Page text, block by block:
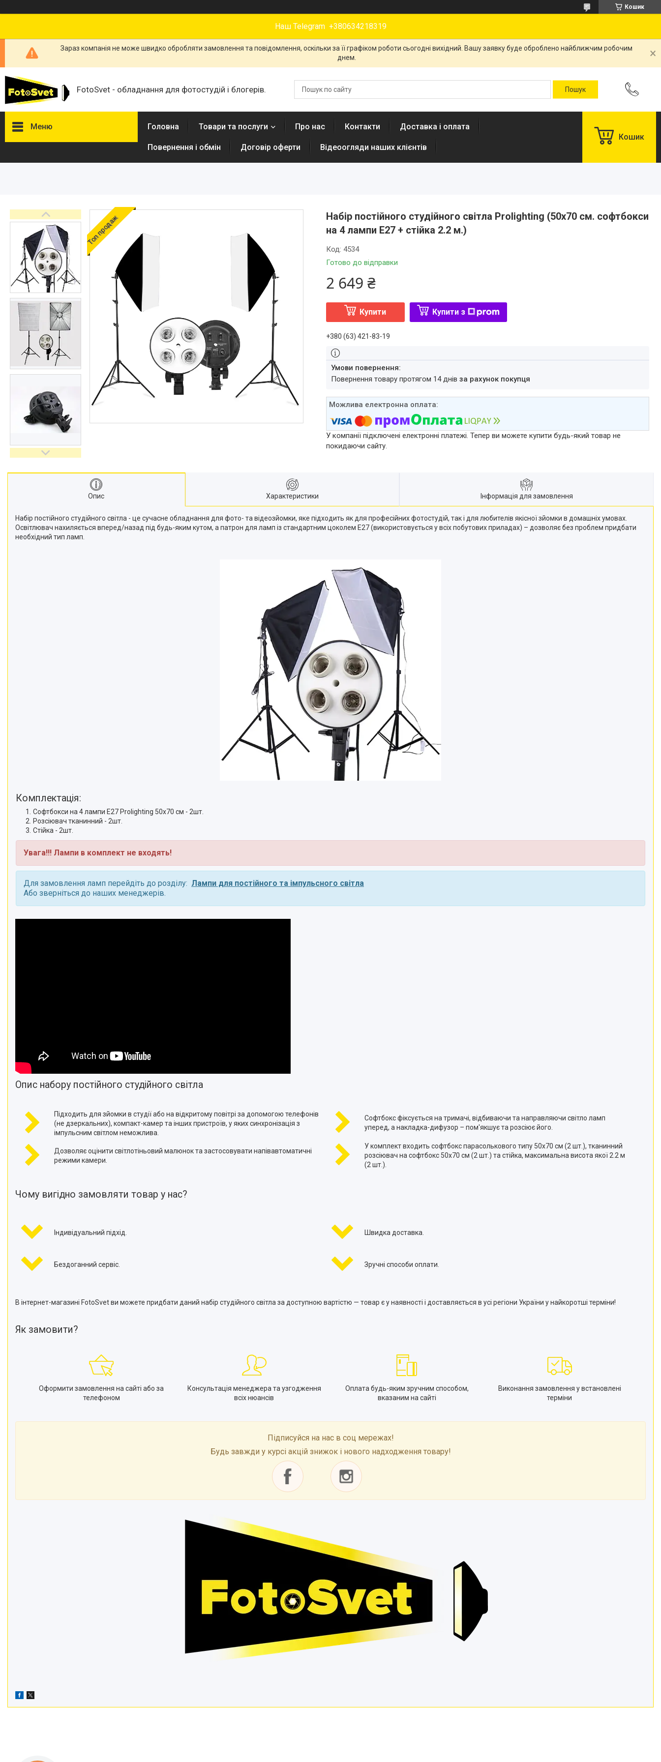
Кошик
Наш Telegram +380634218319
Зараз компанія не може швидко обробляти замовлення та повідомлення, оскільки за її графіком роботи сьогодні вихідний. Вашу заявку буде оброблено найближчим робочим
днем.
FotoSvet - обладнання для фотостудій і блогерів.
Меню
Студійні парасольки
Студійне світло
Лампи для постійного та
імпульсного світла
Набори постійного світла для
фото і відео
Набори імпульсного світла
Фото відбивачі, тримачі для
відбивачів
Поворотні столики
Все для предметної зйомки
Лайтбокси, фотобокси
Кільцеві лампи, товари для
Світлодіодні LED-панель,
відеосвітло
Підсвічування, накамерне
світло
відеокамер
Стедіками, стабілізатори
Моноподи
Лінзи-об'єктиви для
Оптика для спостережень
Сумки для студійного
Головна Товари та послуги Про нас Контакти Доставка і оплата
Повернення і обмін Договір оферти Відеоогляди наших клієнтів
Кошик
Топ продаж
Набір постійного студійного світла Prolighting (50х70 см. софтбокси
на 4 лампи Е27 + стійка 2.2 м.)
Готово до відправки
Код: 4534
2 649 ₴
Купити Купити з
+380 (63) 421-83-19
повернення товару протягом 14 днів за рахунок покупця
У компанії підключені електронні платежі. Тепер ви можете купити будь-який товар не
покидаючи сайту.
Опис Характеристики Інформація для замовлення
Набір постійного студійного світла - це сучасне обладнання для фото- та відеозйомки, яке підходить як для професійних фотостудій, так і для любителів якісної зйомки в домашніх умовах.
Освітлювач нахиляється вперед/назад під будь-яким кутом, а патрон для ламп із стандартним цоколем E27 (використовується у всіх побутових приладах) – дозволяє без проблем придбати
необхідний тип ламп.
Комплектація:
Софтбокси на 4 лампи Е27 Prolighting 50х70 см - 2шт.
Розсіювач тканинний - 2шт.
Стійка - 2шт.
Увага!!! Лампи в комплект не входять!
Для замовлення ламп перейдіть до розділу: Лампи для постійного та імпульсного світла
Або зверніться до наших менеджерів.
Опис набору постійного студійного світла
Підходить для зйомки в студії або на відкритому повітрі за допомогою телефонів
(не дзеркальних), компакт-камер та інших пристроїв, у яких синхронізація з
імпульсним світлом неможлива.
Дозволяє оцінити світлотіньовий малюнок та застосовувати напівавтоматичні
режими камери.
Софтбокс фіксується на тримачі, відбиваючи та направляючи світло ламп
уперед, а накладка-дифузор – пом'якшує та розсіює його.
У комплект входить софтбокс парасолькового типу 50х70 см (2 шт.), тканинний
розсіювач на софтбокс 50х70 см (2 шт.) та стійка, максимальна висота якої 2.2 м
(2 шт.).
Чому вигідно замовляти товар у нас?
Індивідуальний підхід.
Бездоганний сервіс.
Швидка доставка.
Зручні способи оплати.
В інтернет-магазині FotoSvet ви можете придбати даний набір студійного світла за доступною вартістю — товар є у наявності і доставляється в усі регіони України у найкоротші терміни!
Як замовити?
Оформити замовлення на сайті або за
телефоном
Консультація менеджера та узгодження
всіх нюансів
Оплата будь-яким зручним способом,
вказаним на сайті
Виконання замовлення у встановлені
терміни
Підписуйся на нас в соц мережах!
Будь завжди у курсі акцій знижок і нового надходження товару!